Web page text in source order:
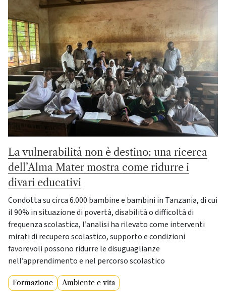
La vulnerabilità non è destino: una ricerca
dell’Alma Mater mostra come ridurre i
divari educativi
Condotta su circa 6.000 bambine e bambini in Tanzania, di cui
il 90% in situazione di povertà, disabilità o difficoltà di
frequenza scolastica, l’analisi ha rilevato come interventi
mirati di recupero scolastico, supporto e condizioni
favorevoli possono ridurre le disuguaglianze
nell’apprendimento e nel percorso scolastico
Formazione Ambiente e vita